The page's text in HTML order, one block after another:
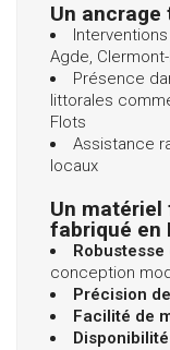
Un
Agde, Clermont-
Présence
littorales
Flots
Assistance
locaux
Un
fabriqué en
conception
Précision
Facilité de